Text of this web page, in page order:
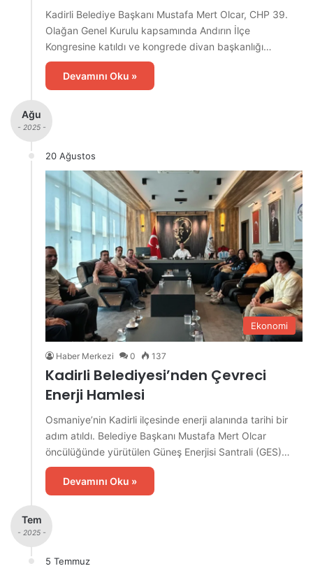
Kadirli Belediye Başkanı Mustafa Mert Olcar, CHP 39.
Olağan Genel Kurulu kapsamında Andırın İlçe
Kongresine katıldı ve kongrede divan başkanlığı…
Devamını Oku »
Ağu
- 2025 -
20 Ağustos
Ekonomi
Haber Merkezi 0 137
Kadirli Belediyesi’nden Çevreci
Enerji Hamlesi
Osmaniye’nin Kadirli ilçesinde enerji alanında tarihi bir
adım atıldı. Belediye Başkanı Mustafa Mert Olcar
öncülüğünde yürütülen Güneş Enerjisi Santrali (GES)…
Devamını Oku »
Tem
- 2025 -
5 Temmuz